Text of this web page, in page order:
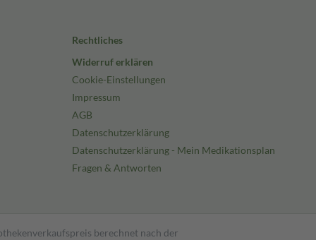
Rechtliches
Widerruf erklären
Cookie-Einstellungen
Impressum
AGB
Datenschutzerklärung
Datenschutzerklärung - Mein Medikationsplan
Fragen & Antworten
berechnet nach der